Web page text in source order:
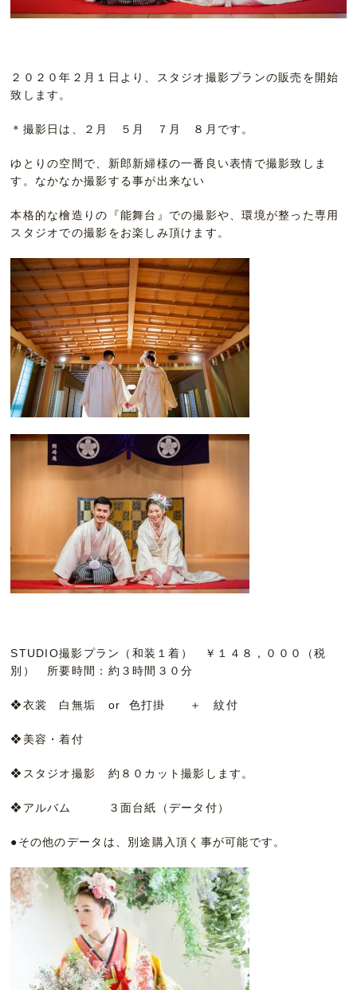
２０２０年２月１日より、スタジオ撮影プランの販売を開始
致します。
＊撮影日は、２月 ５月 ７月 ８月です。
ゆとりの空間で、新郎新婦様の一番良い表情で撮影致しま
す。なかなか撮影する事が出来ない
本格的な檜造りの『能舞台』での撮影や、環境が整った専用
スタジオでの撮影をお楽しみ頂けます。
STUDIO撮影プラン（和装１着） ￥１４８，０００（税
別） 所要時間：約３時間３０分
❖衣裳 白無垢 or 色打掛 ＋ 紋付
❖美容・着付
❖スタジオ撮影 約８０カット撮影します。
❖アルバム ３面台紙（データ付）
●その他のデータは、別途購入頂く事が可能です。